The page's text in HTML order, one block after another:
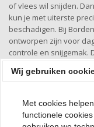
of vlees wil snijden.
kun je met uiterste
beschadigen. Bij
ontworpen zijn voor
controle en snijgemak.
werk beschikbaar zijn.
behouden langdurig
zorgen voor een
Wij gebruiken
Met cookies
functionele